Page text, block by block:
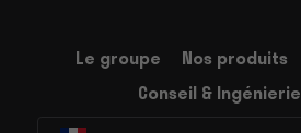
Le groupe Nos produits
Conseil & Ingénierie